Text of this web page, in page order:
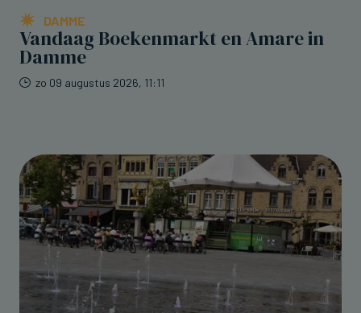
DAMME
Vandaag Boekenmarkt en Amare in
Damme
zo 09 augustus 2026, 11:11